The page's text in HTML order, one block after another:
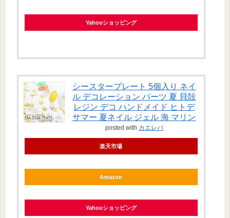
Yahooショッピング
シースタープレート 5個入り ネイ
ル デコレーション パーツ 夏 貝殻
レジン デコ ハンドメイド ヒトデ
サマー 夏ネイル ジェル 海 マリン
posted with カエレバ
楽天市場
Amazon
Yahooショッピング